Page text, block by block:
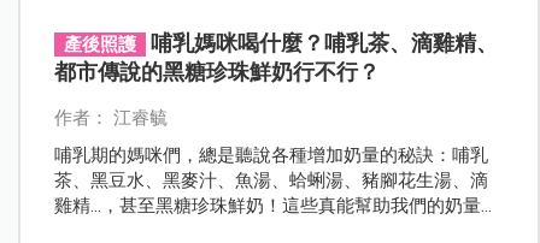
產後照護
哺乳媽咪喝什麼？哺乳茶、滴雞精、
都市傳說的黑糖珍珠鮮奶行不行？
作者： 江睿毓
哺乳期的媽咪們，總是聽說各種增加奶量的秘訣：哺乳
茶、黑豆水、黑麥汁、魚湯、蛤蜊湯、豬腳花生湯、滴
雞精…，甚至黑糖珍珠鮮奶！這些真能幫助我們的奶量